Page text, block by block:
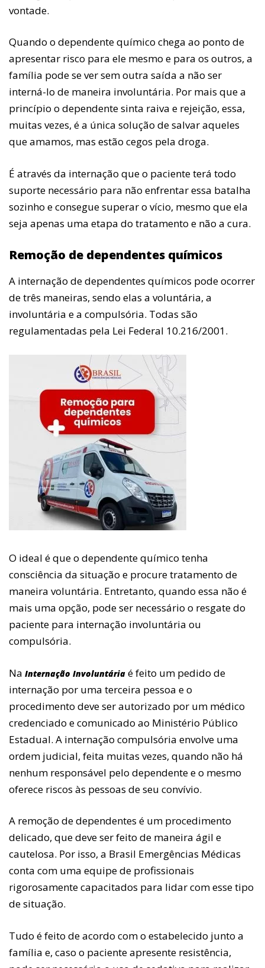
vontade.
Quando o dependente químico chega ao ponto de
apresentar risco para ele mesmo e para os outros, a
família pode se ver sem outra saída a não ser
interná-lo de maneira involuntária. Por mais que a
princípio o dependente sinta raiva e rejeição, essa,
muitas vezes, é a única solução de salvar aqueles
que amamos, mas estão cegos pela droga.
É através da internação que o paciente terá todo
suporte necessário para não enfrentar essa batalha
sozinho e consegue superar o vício, mesmo que ela
seja apenas uma etapa do tratamento e não a cura.
Remoção de dependentes químicos
A internação de dependentes químicos pode ocorrer
de três maneiras, sendo elas a voluntária, a
involuntária e a compulsória. Todas são
regulamentadas pela Lei Federal 10.216/2001.
O ideal é que o dependente químico tenha
consciência da situação e procure tratamento de
maneira voluntária. Entretanto, quando essa não é
mais uma opção, pode ser necessário o resgate do
paciente para internação involuntária ou
compulsória.
Na Internação Involuntária é feito um pedido de
internação por uma terceira pessoa e o
procedimento deve ser autorizado por um médico
credenciado e comunicado ao Ministério Público
Estadual. A internação compulsória envolve uma
ordem judicial, feita muitas vezes, quando não há
nenhum responsável pelo dependente e o mesmo
oferece riscos às pessoas de seu convívio.
A remoção de dependentes é um procedimento
delicado, que deve ser feito de maneira ágil e
cautelosa. Por isso, a Brasil Emergências Médicas
conta com uma equipe de profissionais
rigorosamente capacitados para lidar com esse tipo
de situação.
Tudo é feito de acordo com o estabelecido junto a
família e, caso o paciente apresente resistência,